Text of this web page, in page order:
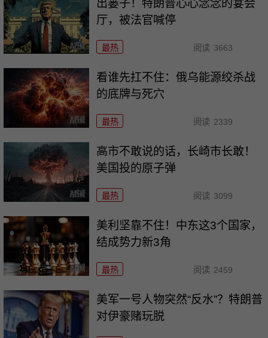
出篓子！特朗普心心念念的宴会
厅，被法官喊停
最热 阅读 3663
看谁先扛不住：俄乌能源绞杀战
的底牌与死穴
最热 阅读 2339
高市不敢说的话，长崎市长敢！
美国投的原子弹
最热 阅读 3099
美利坚靠不住！中东这3个国家，
结成势力新3角
最热 阅读 2459
美军一号人物突然“反水”？特朗普
对伊豪赌玩脱